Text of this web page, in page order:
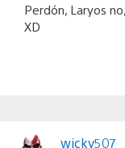
Perdón, Laryos
XD
wicky507